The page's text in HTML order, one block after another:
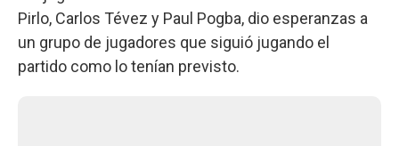
Pirlo, Carlos Tévez y Paul Pogba, dio esperanzas a
un grupo de jugadores que siguió jugando el
partido como lo tenían previsto.